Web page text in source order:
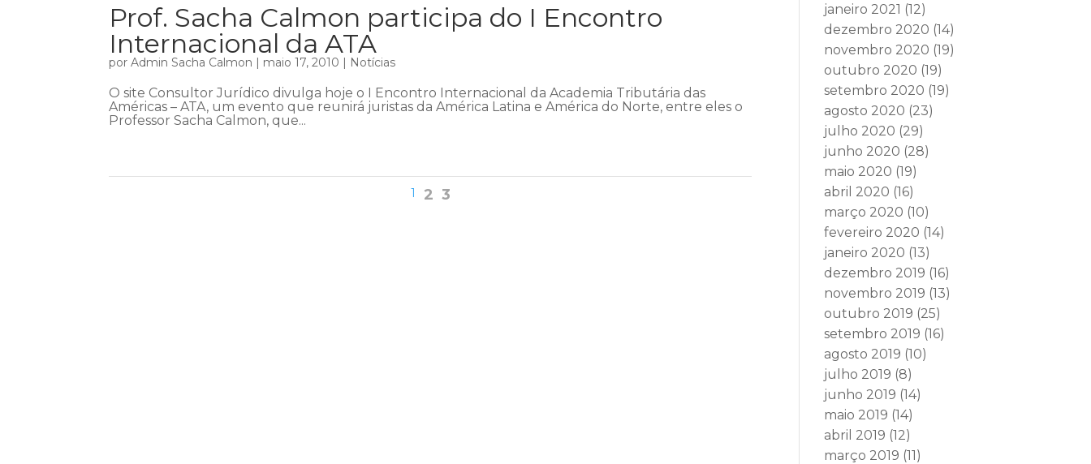
Prof. Sacha Calmon participa do I Encontro
Internacional da ATA
porAdmin Sacha Calmon | maio 17, 2010 | Notícias
O site Consultor Jurídico divulga hoje o I Encontro Internacional da Academia Tributária das
Américas – ATA, um evento que reunirá juristas da América Latina e América do Norte, entre eles o
Professor Sacha Calmon, que...
1 2 3
janeiro 2021 (12)
dezembro 2020 (14)
novembro 2020 (19)
outubro 2020 (19)
setembro 2020 (19)
agosto 2020 (23)
julho 2020 (29)
junho 2020 (28)
maio 2020 (19)
abril 2020 (16)
março 2020 (10)
fevereiro 2020 (14)
janeiro 2020 (13)
dezembro 2019 (16)
novembro 2019 (13)
outubro 2019 (25)
setembro 2019 (16)
agosto 2019 (10)
julho 2019 (8)
junho 2019 (14)
maio 2019 (14)
abril 2019 (12)
março 2019 (11)